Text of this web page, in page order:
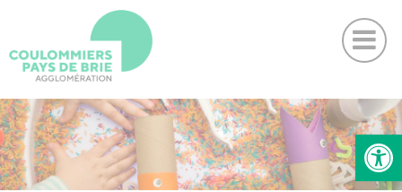
( VOTRE AGGLO )
( VIVRE )
( ENTREPRENDRE )
MagazineContactez-nous
Suivez-nous sur Facebook
Suivez-nous sur Instagram
Suivez-nous sur Youtube
Suivez-nous sur Linkedin
Panneau de gestion des cookies